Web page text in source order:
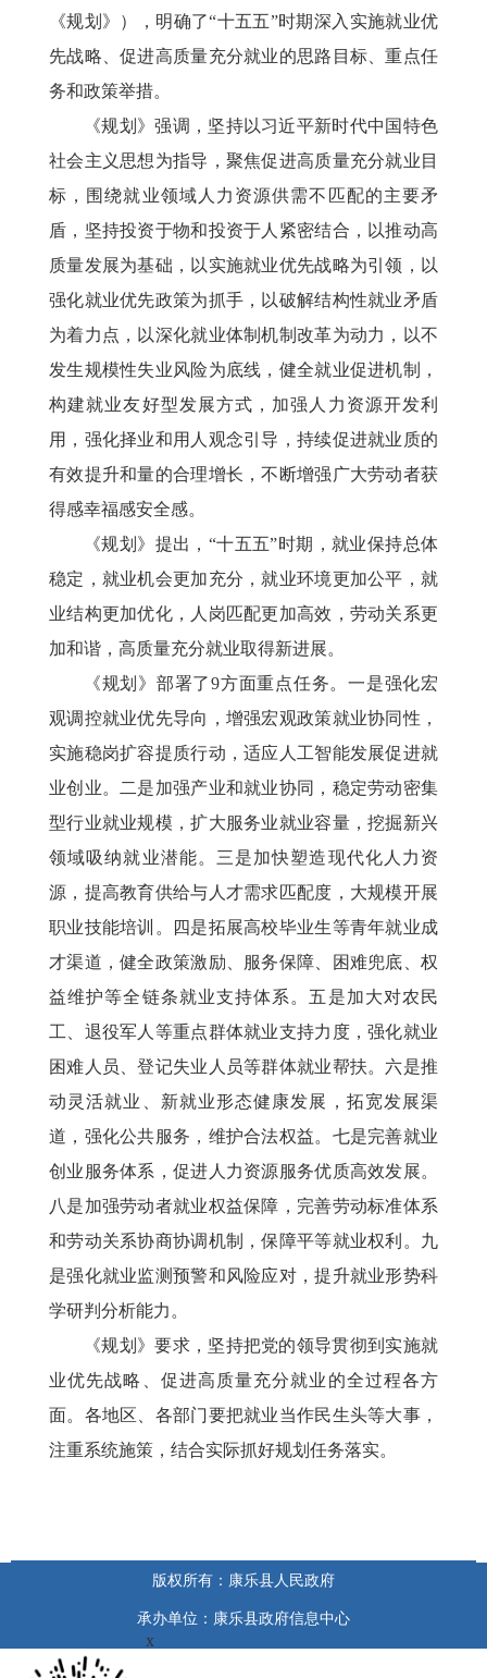
《规划》），明确了“十五五”时期深入实施就业优
先战略、促进高质量充分就业的思路目标、重点任
务和政策举措。
《规划》强调，坚持以习近平新时代中国特色
社会主义思想为指导，聚焦促进高质量充分就业目
标，围绕就业领域人力资源供需不匹配的主要矛
盾，坚持投资于物和投资于人紧密结合，以推动高
质量发展为基础，以实施就业优先战略为引领，以
强化就业优先政策为抓手，以破解结构性就业矛盾
为着力点，以深化就业体制机制改革为动力，以不
发生规模性失业风险为底线，健全就业促进机制，
构建就业友好型发展方式，加强人力资源开发利
用，强化择业和用人观念引导，持续促进就业质的
有效提升和量的合理增长，不断增强广大劳动者获
得感幸福感安全感。
《规划》提出，“十五五”时期，就业保持总体
稳定，就业机会更加充分，就业环境更加公平，就
业结构更加优化，人岗匹配更加高效，劳动关系更
加和谐，高质量充分就业取得新进展。
《规划》部署了9方面重点任务。一是强化宏
观调控就业优先导向，增强宏观政策就业协同性，
实施稳岗扩容提质行动，适应人工智能发展促进就
业创业。二是加强产业和就业协同，稳定劳动密集
型行业就业规模，扩大服务业就业容量，挖掘新兴
领域吸纳就业潜能。三是加快塑造现代化人力资
源，提高教育供给与人才需求匹配度，大规模开展
职业技能培训。四是拓展高校毕业生等青年就业成
才渠道，健全政策激励、服务保障、困难兜底、权
益维护等全链条就业支持体系。五是加大对农民
工、退役军人等重点群体就业支持力度，强化就业
困难人员、登记失业人员等群体就业帮扶。六是推
动灵活就业、新就业形态健康发展，拓宽发展渠
道，强化公共服务，维护合法权益。七是完善就业
创业服务体系，促进人力资源服务优质高效发展。
八是加强劳动者就业权益保障，完善劳动标准体系
和劳动关系协商协调机制，保障平等就业权利。九
是强化就业监测预警和风险应对，提升就业形势科
学研判分析能力。
《规划》要求，坚持把党的领导贯彻到实施就
业优先战略、促进高质量充分就业的全过程各方
面。各地区、各部门要把就业当作民生头等大事，
注重系统施策，结合实际抓好规划任务落实。
版权所有：康乐县人民政府
承办单位：康乐县政府信息中心
x